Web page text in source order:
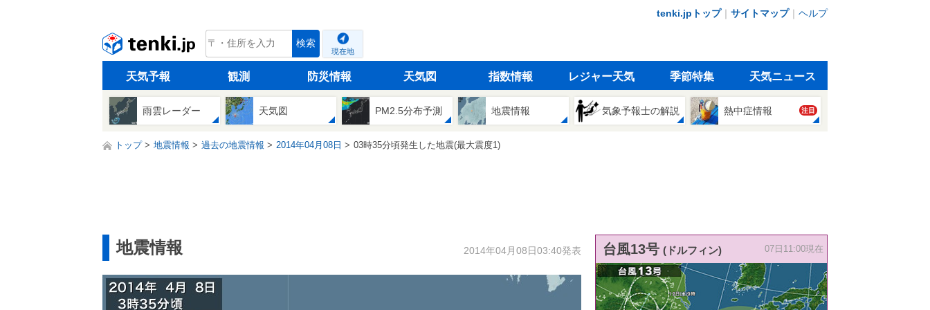
tenki.jpトップ｜ サイトマップ｜ ヘルプ
tenki.jp 検索
現在地
天気予報 観測 防災情報 天気図 指数情報 レジャー天気 季節特集 天気ニュース
雨雲レーダー 天気図 PM2.5分布予測 地震情報 気象予報士の解説 熱中症情報 注目
トップ 地震情報 過去の地震情報 2014年04月08日 03時35分頃発生した地震(最大震度1)
地震情報 2014年04月08日03:40発表 台風13号 (ドルフィン) 07日11:00現在